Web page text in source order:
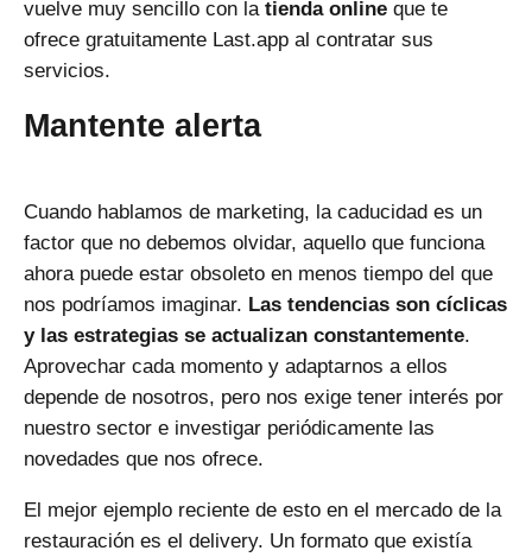
vuelve muy sencillo con la tienda online que te
ofrece gratuitamente Last.app al contratar sus
servicios.
Mantente alerta
Cuando hablamos de marketing, la caducidad es un
factor que no debemos olvidar, aquello que funciona
ahora puede estar obsoleto en menos tiempo del que
nos podríamos imaginar. Las tendencias son cíclicas
y las estrategias se actualizan constantemente.
Aprovechar cada momento y adaptarnos a ellos
depende de nosotros, pero nos exige tener interés por
nuestro sector e investigar periódicamente las
novedades que nos ofrece.
El mejor ejemplo reciente de esto en el mercado de la
restauración es el delivery. Un formato que existía